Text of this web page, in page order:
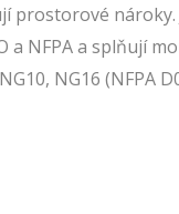
prostorové nároky.
a NFPA a splňují
NG16 (NFPA